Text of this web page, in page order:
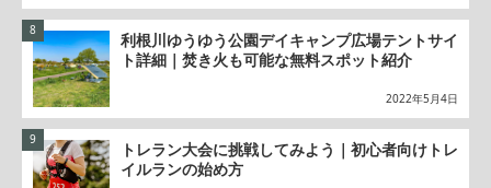
利根川ゆうゆう公園デイキャンプ広場テントサイ
ト詳細｜焚き火も可能な無料スポット紹介
2022年5月4日
トレラン大会に挑戦してみよう｜初心者向けトレ
イルランの始め方